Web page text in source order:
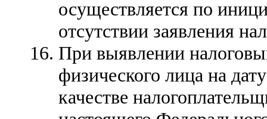
осуществляется по
отсутствии заявления
При выявлении
физического лица на
качестве